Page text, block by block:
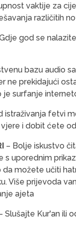
vaktije za
različitih
god se
bazu audio
ne prekidajući
je surfanje
istraživanja fetvi
i dobit ćete
– Bolje iskustvo
s uporednim
da možete učiti
Više prijevoda
ajeta
Slušajte Kur'an ili